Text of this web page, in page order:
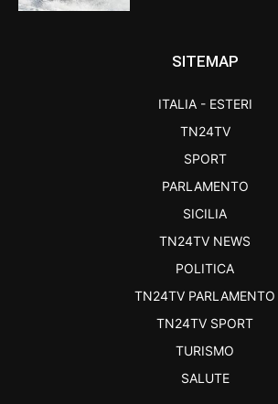
SITEMAP
ITALIA - ESTERI
TN24TV
SPORT
PARLAMENTO
SICILIA
TN24TV NEWS
POLITICA
TN24TV PARLAMENTO
TN24TV SPORT
TURISMO
SALUTE